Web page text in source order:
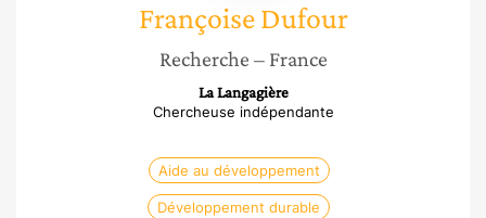
Françoise Dufour
Recherche – France
La Langagière
Chercheuse indépendante
Aide au développement
Développement durable